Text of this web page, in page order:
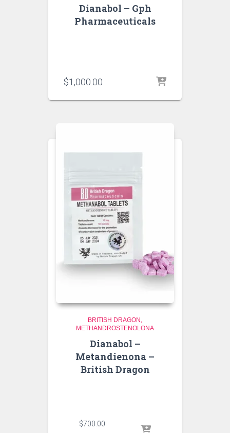
Dianabol – Gph
Pharmaceuticals
$1,000.00
BRITISH DRAGON
METHANDROSTENOLONA
Dianabol –
Metandienona –
British Dragon
$700.00